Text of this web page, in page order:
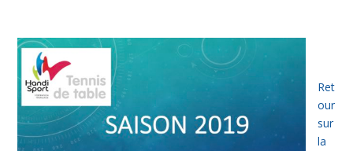
Ret
our
sur
la